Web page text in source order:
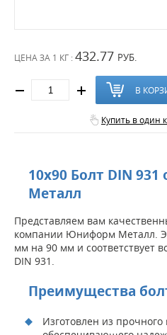
ЦЕНА ЗА 1 КГ : 432.77 РУБ.
В
Купить в один
10х90 Болт DIN
Металл
Представляем вам
компании Юниформ Металл.
мм на 90 мм и соответствует
DIN 931.
Преимущества
Изготовлен из прочного